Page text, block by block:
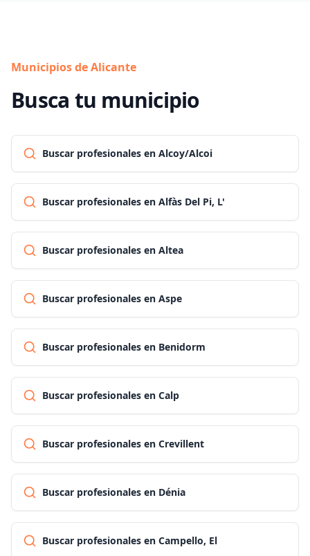
Municipios de Alicante
Busca tu municipio
Buscar profesionales en Alcoy/Alcoi
Buscar profesionales en Alfàs Del Pi, L'
Buscar profesionales en Altea
Buscar profesionales en Aspe
Buscar profesionales en Benidorm
Buscar profesionales en Calp
Buscar profesionales en Crevillent
Buscar profesionales en Dénia
Buscar profesionales en Campello, El